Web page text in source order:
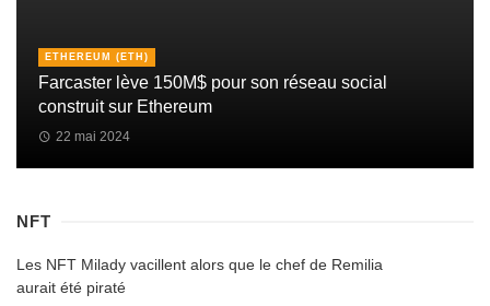
ETHEREUM (ETH)
Farcaster lève 150M$ pour son réseau social
construit sur Ethereum
22 mai 2024
NFT
Les NFT Milady vacillent alors que le chef de Remilia
aurait été piraté